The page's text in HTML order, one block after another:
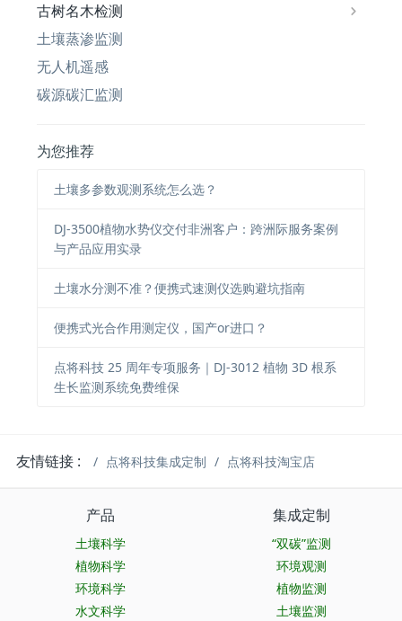
古树名木检测
土壤蒸渗监测
无人机遥感
碳源碳汇监测
为您推荐
土壤多参数观测系统怎么选？
DJ-3500植物水势仪交付非洲客户：跨洲际服务案例
与产品应用实录
土壤水分测不准？便携式速测仪选购避坑指南
便携式光合作用测定仪，国产or进口？
点将科技 25 周年专项服务｜DJ-3012 植物 3D 根系
生长监测系统免费维保
友情链接 : 点将科技集成定制 点将科技淘宝店
产品
土壤科学
植物科学
环境科学
水文科学
集成定制
“双碳”监测
环境观测
植物监测
土壤监测